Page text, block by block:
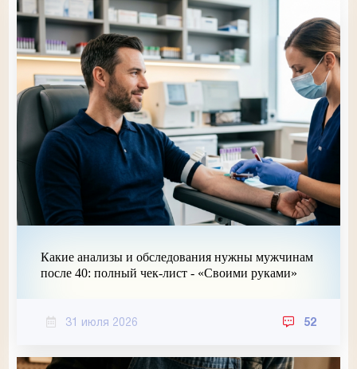
Какие анализы и обследования нужны мужчинам
после 40: полный чек-лист - «Своими руками»
31 июля 2026 52